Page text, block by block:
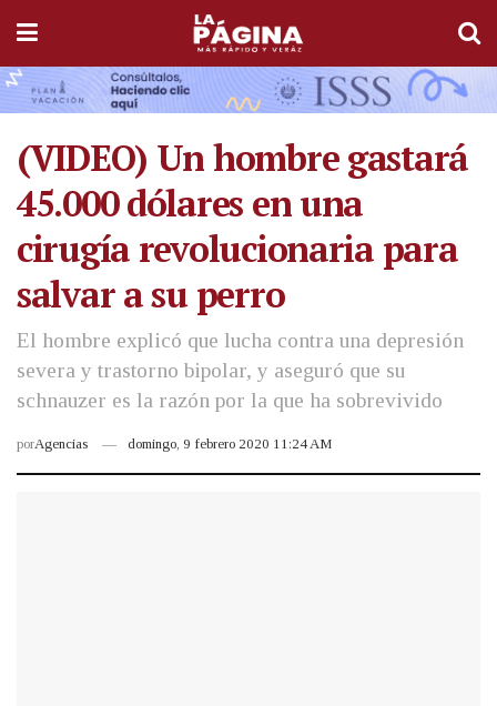
(VIDEO) Un hombre gastará
45.000 dólares en una
cirugía revolucionaria para
salvar a su perro
El hombre explicó que lucha contra una depresión
severa y trastorno bipolar, y aseguró que su
schnauzer es la razón por la que ha sobrevivido
porAgencias domingo, 9 febrero 2020 11:24 AM